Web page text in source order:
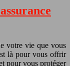
votre vie que vous
là pour vous offrir
pour vous protéger